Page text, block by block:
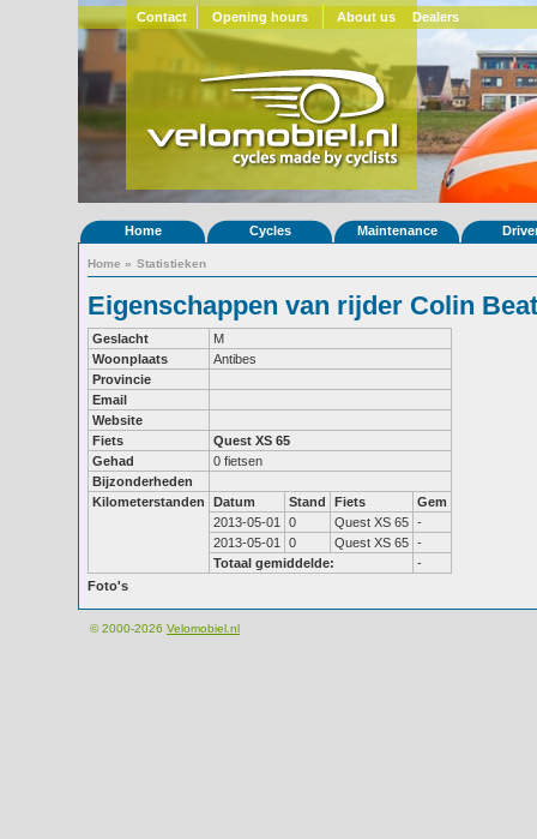
Contact Opening hours About us Dealers
Home Cycles Maintenance
Home » Statistieken
Eigenschappen van rijder Colin
Geslacht
M
Woonplaats
Antibes
Provincie
Email
Website
Fiets
Quest XS 65
Gehad
0 fietsen
Bijzonderheden
Kilometerstanden
Datum Stand Fiets
Gem
2013-05-01
0 Quest XS 65 -
2013-05-01
0 Quest XS 65 -
Totaal gemiddelde:
-
Foto's
© 2000-2026 Velomobiel.nl